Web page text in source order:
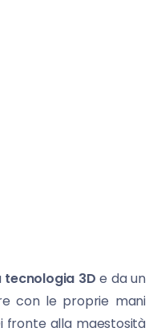
tecnologia 3D e da un
con le proprie mani
fronte alla maestosità